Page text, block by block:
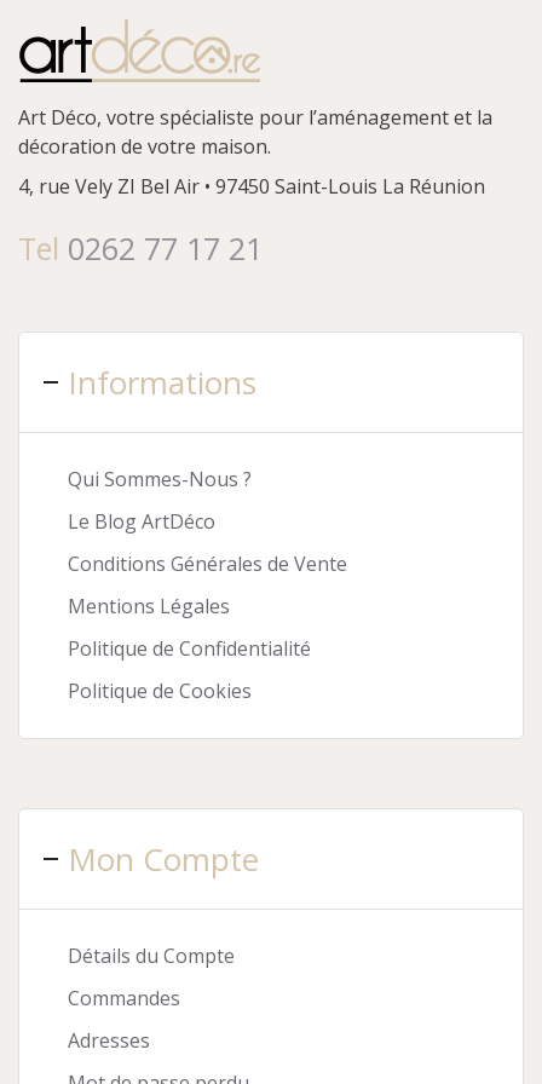
Art Déco, votre spécialiste pour l’aménagement et la
décoration de votre maison.
4, rue Vely ZI Bel Air • 97450 Saint-Louis La Réunion
Tel 0262 77 17 21
Informations
Qui Sommes-Nous ?
Le Blog ArtDéco
Conditions Générales de Vente
Mentions Légales
Politique de Confidentialité
Politique de Cookies
Mon Compte
Détails du Compte
Commandes
Adresses